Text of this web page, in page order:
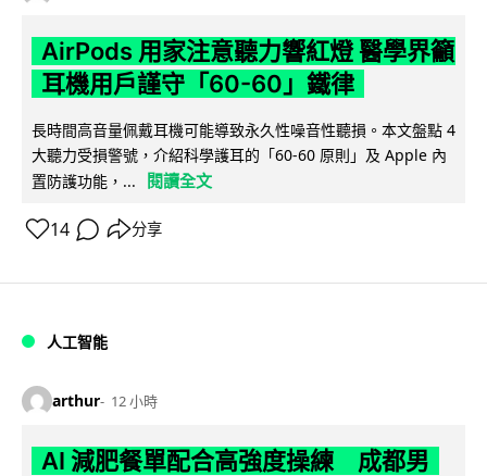
AirPods 用家注意聽力響紅燈 醫學界籲
耳機用戶謹守「60-60」鐵律
長時間高音量佩戴耳機可能導致永久性噪音性聽損。本文盤點 4
大聽力受損警號，介紹科學護耳的「60-60 原則」及 Apple 內
置防護功能，...
閱讀全文
14 分享
人工智能
arthur 12 小時
AI 減肥餐單配合高強度操練 成都男